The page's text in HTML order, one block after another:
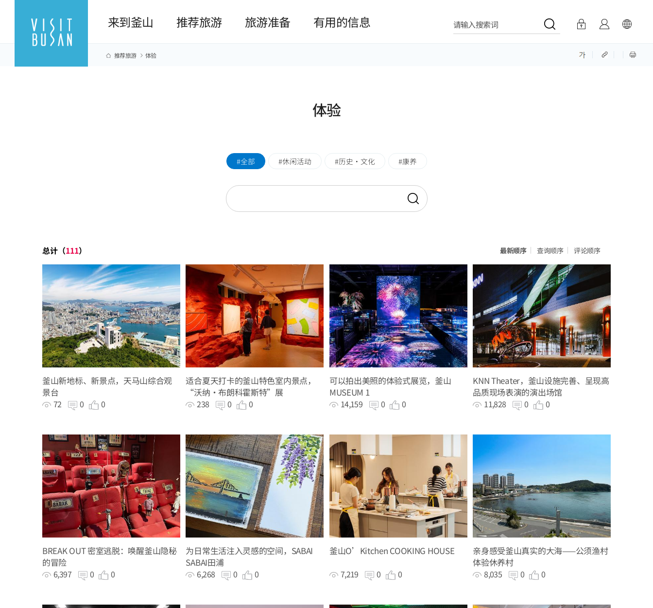
来到釜山 推荐旅游 旅游准备 有用的信息 请输入搜索词
推荐旅游 体验
体验
全部 休闲活动 历史•文化 康养
总计（111） 最新顺序 查询顺序 评论顺序
釜山新地标、新景点，天马山综合观
景台
72 0 0
适合夏天打卡的釜山特色室内景点，
“沃纳·布朗科霍斯特”展
238 0 0
可以拍出美照的体验式展览，釜山
MUSEUM 1
14,159 0 0
KNN Theater，釜山设施完善、呈现高
品质现场表演的演出场馆
11,828 0 0
BREAK OUT 密室逃脱：唤醒釜山隐秘
的冒险
6,397 0 0
为日常生活注入灵感的空间，SABAI
SABAI田浦
6,268 0 0
釜山O’Kitchen COOKING HOUSE
7,219 0 0
亲身感受釜山真实的大海——公须渔村
体验休养村
8,035 0 0